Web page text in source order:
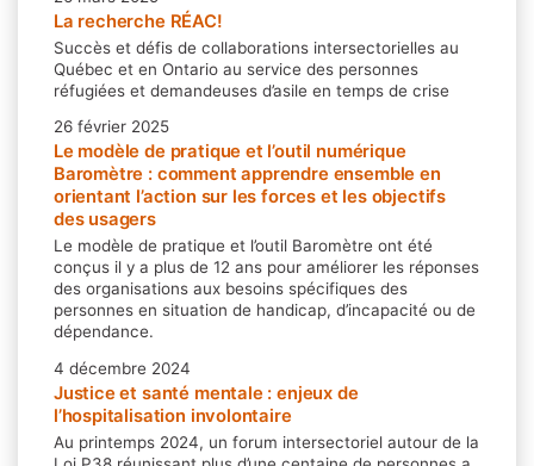
La recherche RÉAC!
Succès et défis de collaborations intersectorielles au
Québec et en Ontario au service des personnes
réfugiées et demandeuses d’asile en temps de crise
26 février 2025
Le modèle de pratique et l’outil numérique
Baromètre : comment apprendre ensemble en
orientant l’action sur les forces et les objectifs
des usagers
Le modèle de pratique et l’outil Baromètre ont été
conçus il y a plus de 12 ans pour améliorer les réponses
des organisations aux besoins spécifiques des
personnes en situation de handicap, d’incapacité ou de
dépendance.
4 décembre 2024
Justice et santé mentale : enjeux de
l’hospitalisation involontaire
Au printemps 2024, un forum intersectoriel autour de la